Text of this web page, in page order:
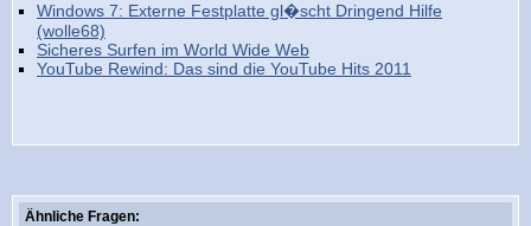
Windows 7: Externe Festplatte gl�scht Dringend Hilfe
(wolle68)
Sicheres Surfen im World Wide Web
YouTube Rewind: Das sind die YouTube Hits 2011
Ähnliche Fragen: